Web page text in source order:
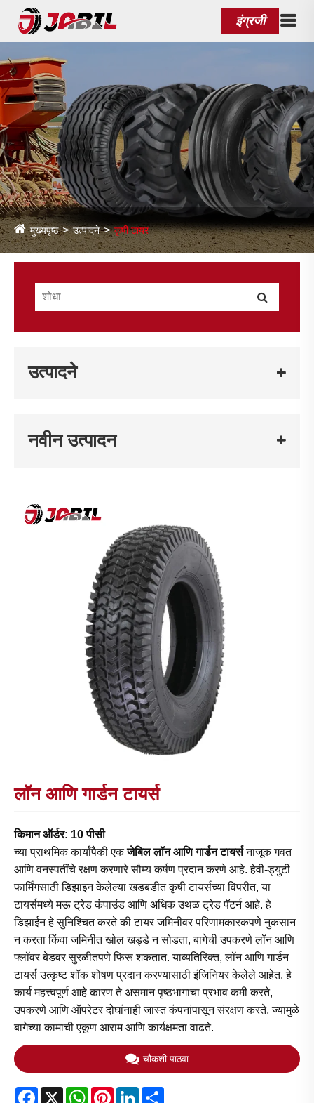
इंग्रजी
मुख्यपृष्ठ उत्पादने कृषी टायर
उत्पादने
नवीन उत्पादन
लॉन आणि गार्डन टायर्स
किमान ऑर्डर: 10 पीसी
च्या प्राथमिक कार्यांपैकी एक जेबिल लॉन आणि गार्डन टायर्स नाजूक गवत
आणि वनस्पतींचे रक्षण करणारे सौम्य कर्षण प्रदान करणे आहे. हेवी-ड्युटी
फार्मिंगसाठी डिझाइन केलेल्या खडबडीत कृषी टायर्सच्या विपरीत, या
टायर्समध्ये मऊ ट्रेड कंपाउंड आणि अधिक उथळ ट्रेड पॅटर्न आहे. हे
डिझाईन हे सुनिश्चित करते की टायर जमिनीवर परिणामकारकपणे नुकसान
न करता किंवा जमिनीत खोल खड्डे न सोडता, बागेची उपकरणे लॉन आणि
फ्लॉवर बेडवर सुरळीतपणे फिरू शकतात. याव्यतिरिक्त, लॉन आणि गार्डन
टायर्स उत्कृष्ट शॉक शोषण प्रदान करण्यासाठी इंजिनियर केलेले आहेत. हे
कार्य महत्त्वपूर्ण आहे कारण ते असमान पृष्ठभागाचा प्रभाव कमी करते,
उपकरणे आणि ऑपरेटर दोघांनाही जास्त कंपनांपासून संरक्षण करते, ज्यामुळे
बागेच्या कामाची एकूण आराम आणि कार्यक्षमता वाढते.
चौकशी पाठवा
Facebook
X WhatsApp
PinterestLinkedIn